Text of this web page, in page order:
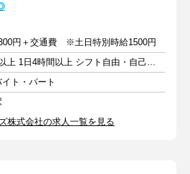
円＋交通費 ※土日特別時給1500円
週2日以上 1日4時間以上 シフト自由・自己申告
ト・パート
株式会社の求人一覧を見る